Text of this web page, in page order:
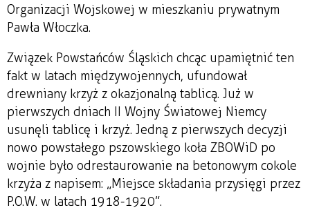
Organizacji Wojskowej w mieszkaniu prywatnym
Pawła Włoczka.
Związek Powstańców Śląskich chcąc upamiętnić ten
fakt w latach międzywojennych, ufundował
drewniany krzyż z okazjonalną tablicą. Już w
pierwszych dniach II Wojny Światowej Niemcy
usunęli tablicę i krzyż. Jedną z pierwszych decyzji
nowo powstałego pszowskiego koła ZBOWiD po
wojnie było odrestaurowanie na betonowym cokole
krzyża z napisem: „Miejsce składania przysięgi przez
P.O.W. w latach 1918-1920”.